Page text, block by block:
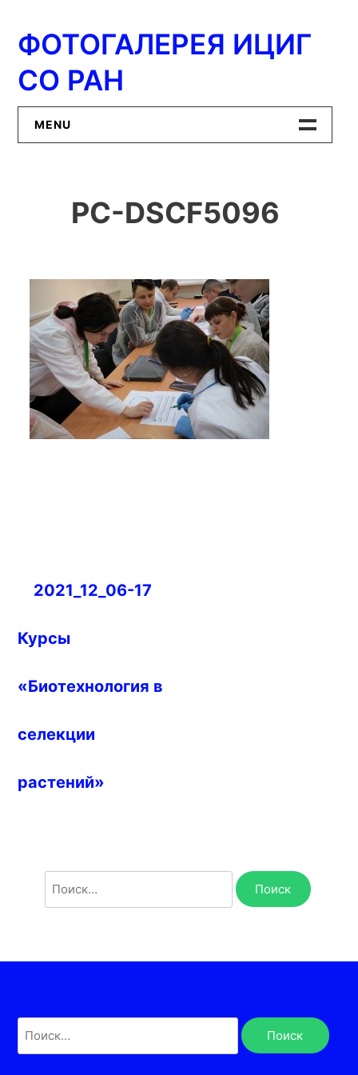
содержимому
ФОТОГАЛЕРЕЯ ИЦИГ
СО РАН
MENU
ИЦиГ СО РАН
PC-DSCF5096
Навигация
записям
2021_12_06-17
Курсы
«Биотехнология в
селекции
растений»
Найти: